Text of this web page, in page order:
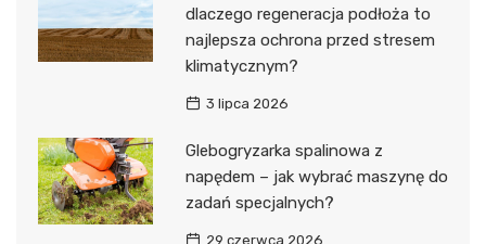
dlaczego regeneracja podłoża to
najlepsza ochrona przed stresem
klimatycznym?
3 lipca 2026
Glebogryzarka spalinowa z
napędem – jak wybrać maszynę do
zadań specjalnych?
29 czerwca 2026